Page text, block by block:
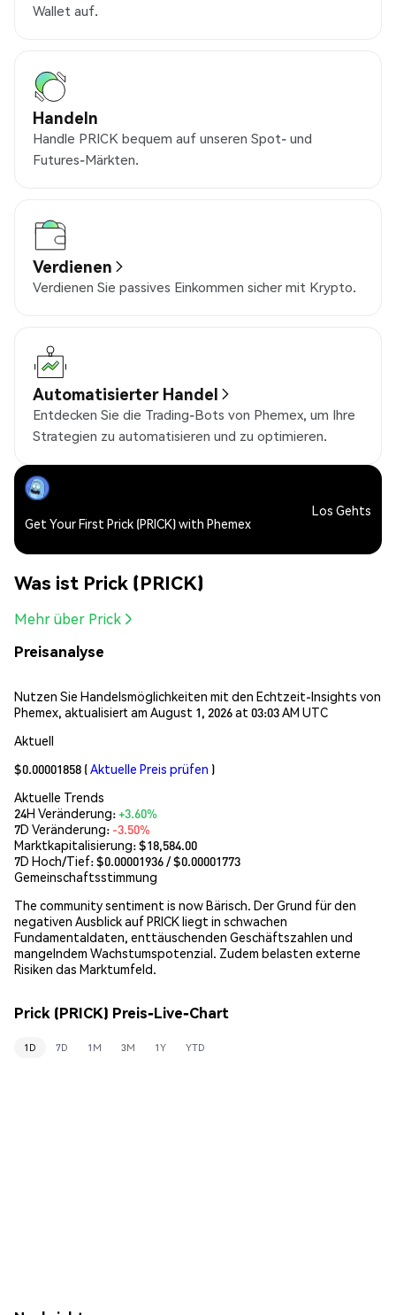
Wallet auf.
Handeln
Handle PRICK bequem auf unseren Spot- und
Futures-Märkten.
Verdienen
Verdienen Sie passives Einkommen sicher mit Krypto.
Automatisierter Handel
Entdecken Sie die Trading-Bots von Phemex, um Ihre
Strategien zu automatisieren und zu optimieren.
Get Your First Prick (PRICK) with Phemex
Los Gehts
Was ist Prick (PRICK)
Mehr über Prick
Preisanalyse
Nutzen Sie Handelsmöglichkeiten mit den Echtzeit-Insights von
Phemex, aktualisiert am August 1, 2026 at 03:03 AM UTC
Aktuell
$0.00001858 (Aktuelle Preis prüfen )
Aktuelle Trends
24H Veränderung:+3.60%
7D Veränderung: -3.50%
Marktkapitalisierung:$18,584.00
7D Hoch/Tief: $0.00001936/ $0.00001773
Gemeinschaftsstimmung
The community sentiment is now Bärisch. Der Grund für den
negativen Ausblick auf PRICK liegt in schwachen
Fundamentaldaten, enttäuschenden Geschäftszahlen und
mangelndem Wachstumspotenzial. Zudem belasten externe
Risiken das Marktumfeld.
Prick (PRICK) Preis-Live-Chart
1D 7D 1M 3M 1Y YTD